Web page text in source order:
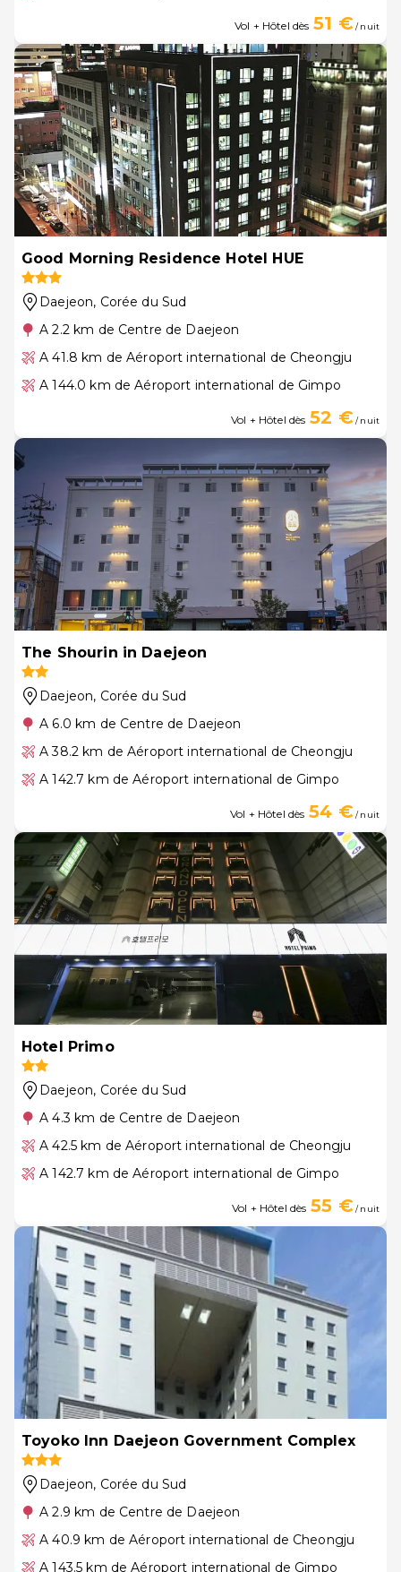
Vol + Hôtel dès 51 €/ nuit
Good Morning Residence Hotel HUE
Daejeon, Corée du Sud
A 2.2 km de Centre de Daejeon
A 41.8 km de Aéroport international de Cheongju
A 144.0 km de Aéroport international de Gimpo
Vol + Hôtel dès 52 €/ nuit
The Shourin in Daejeon
Daejeon, Corée du Sud
A 6.0 km de Centre de Daejeon
A 38.2 km de Aéroport international de Cheongju
A 142.7 km de Aéroport international de Gimpo
Vol + Hôtel dès 54 €/ nuit
Hotel Primo
Daejeon, Corée du Sud
A 4.3 km de Centre de Daejeon
A 42.5 km de Aéroport international de Cheongju
A 142.7 km de Aéroport international de Gimpo
Vol + Hôtel dès 55 €/ nuit
Toyoko Inn Daejeon Government Complex
Daejeon, Corée du Sud
A 2.9 km de Centre de Daejeon
A 40.9 km de Aéroport international de Cheongju
A 143.5 km de Aéroport international de Gimpo